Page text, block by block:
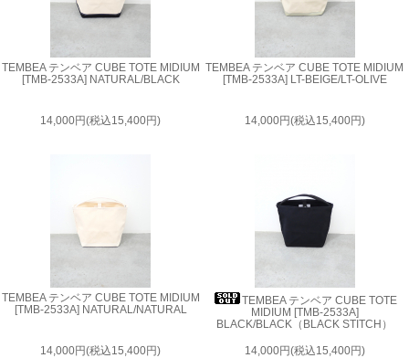
TEMBEA テンベア CUBE TOTE MIDIUM
[TMB-2533A] NATURAL/BLACK
14,000円(税込15,400円)
TEMBEA テンベア CUBE TOTE MIDIUM
[TMB-2533A] LT-BEIGE/LT-OLIVE
14,000円(税込15,400円)
TEMBEA テンベア CUBE TOTE MIDIUM
[TMB-2533A] NATURAL/NATURAL
14,000円(税込15,400円)
TEMBEA テンベア CUBE TOTE
MIDIUM [TMB-2533A]
BLACK/BLACK（BLACK STITCH）
14,000円(税込15,400円)